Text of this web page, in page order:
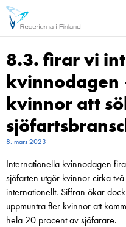
8.3. firar vi
kvinnodagen
kvinnor att
8. mars 2023
Internationella kvinnodagen
sjöfarten utgör kvinnor cirka
internationellt. Siffran ökar
uppmuntra fler kvinnor att
hela 20 procent av sjöfarare.